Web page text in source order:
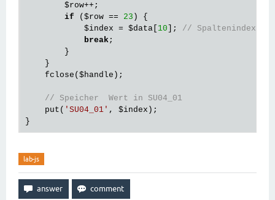
$row++;
if ( $row == 23 ) {
$index = $data 10 ]; // Spaltenindex
break;
        }
    }
    fclose(
$handle );
// Speicher  Wert in SU04_01
    put(
'SU04_01' , $index );
lab-js